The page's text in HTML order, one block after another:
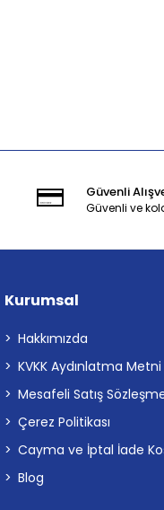
Güvenli
Güvenli ve
Kurumsal
Hakkımızda
KVKK Aydınlatma Metni
Mesafeli Satış
Çerez Politikası
Cayma ve İptal İade
Blog